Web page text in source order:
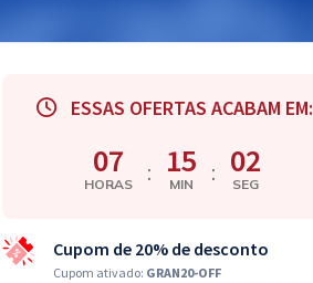
ESSAS OFERTAS ACABAM EM:
07
HORAS : 15
MIN : 01
SEG
Cupom de 20% de desconto
Cupom ativado: GRAN20-OFF